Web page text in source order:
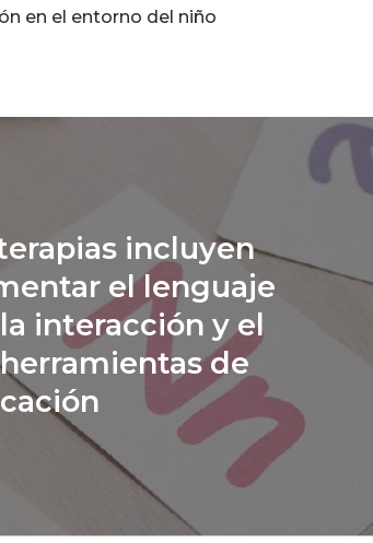
en el entorno del niño
incluyen
el lenguaje
interacción y el
de